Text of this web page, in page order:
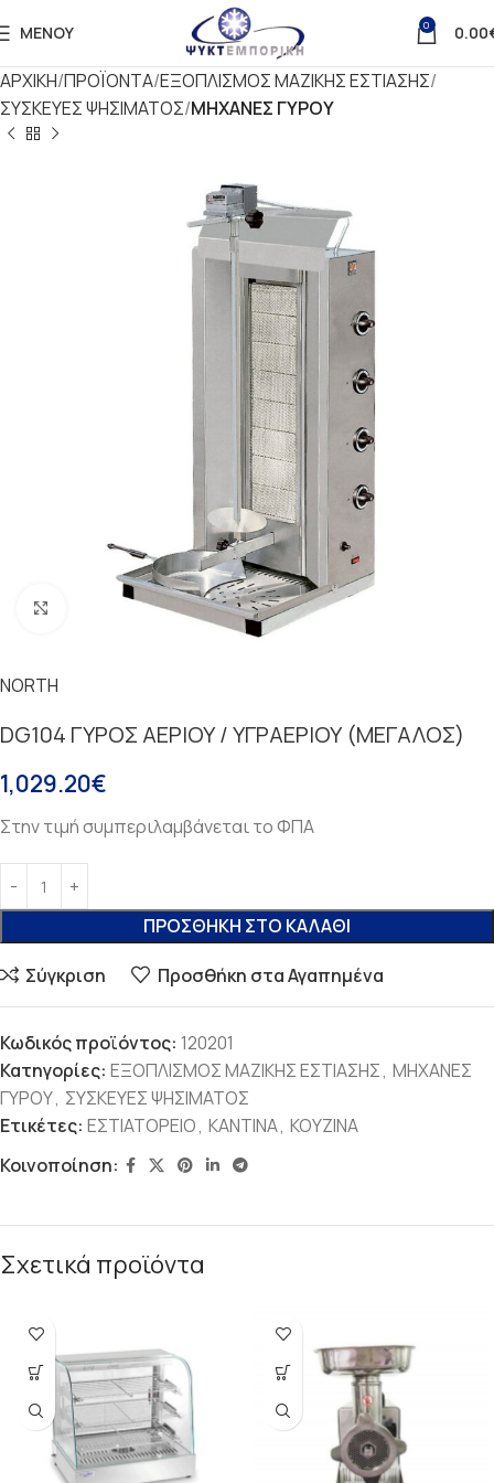
ΜΕΝΟΎ 0 0.00
ΑΡΧΙΚΗ ΠΡΟΪΟΝΤΑ ΕΞΟΠΛΙΣΜΟΣ ΜΑΖΙΚΗΣ ΕΣΤΙΑΣΗΣ
ΣΥΣΚΕΥΕΣ ΨΗΣΙΜΑΤΟΣ ΜΗΧΑΝΕΣ ΓΥΡΟΥ
Κάντε κλικ για μεγέθυνση
NORTH
DG104 ΓΥΡΟΣ ΑΕΡΙΟΥ / ΥΓΡΑΕΡΙΟΥ (ΜΕΓΑΛΟΣ)
1,029.20€
Στην τιμή συμπεριλαμβάνεται το ΦΠΑ
ΠΡΟΣΘΉΚΗ ΣΤΟ ΚΑΛΆΘΙ
Σύγκριση Προσθήκη στα Αγαπημένα
Κωδικός προϊόντος: 120201
Κατηγορίες: ΕΞΟΠΛΙΣΜΟΣ ΜΑΖΙΚΗΣ ΕΣΤΙΑΣΗΣ, ΜΗΧΑΝΕΣ
ΓΥΡΟΥ, ΣΥΣΚΕΥΕΣ ΨΗΣΙΜΑΤΟΣ
Ετικέτες: ΕΣΤΙΑΤΟΡΕΙΟ, ΚΑΝΤΙΝΑ, ΚΟΥΖΙΝΑ
Κοινοποίηση:
Σχετικά προϊόντα